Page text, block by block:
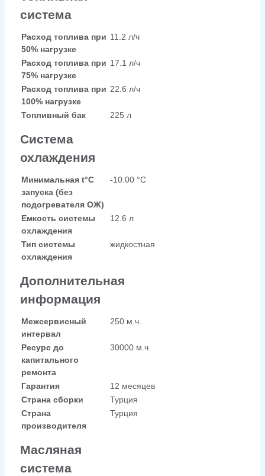
система
Расход топлива при
50% нагрузке
11.2 л/ч
Расход топлива при
75% нагрузке
17.1 л/ч
Расход топлива при
100% нагрузке
22.6 л/ч
Топливный бак 225 л
Система
охлаждения
Минимальная t°С
запуска (без
подогревателя ОЖ)
-10.00 °С
Емкость системы
охлаждения
12.6 л
Тип системы
охлаждения
жидкостная
Дополнительная
информация
Межсервисный
интервал
250 м.ч.
Ресурс до
капитального
ремонта
30000 м.ч.
Гарантия
12 месяцев
Страна сборки
Турция
Страна
производителя
Турция
Масляная
система